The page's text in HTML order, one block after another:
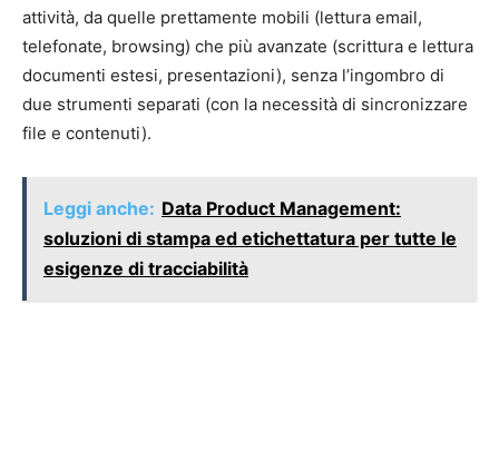
attività, da quelle prettamente mobili (lettura email,
telefonate, browsing) che più avanzate (scrittura e lettura
documenti estesi, presentazioni), senza l’ingombro di
due strumenti separati (con la necessità di sincronizzare
file e contenuti).
Leggi anche: Data Product Management:
soluzioni di stampa ed etichettatura per tutte le
esigenze di tracciabilità